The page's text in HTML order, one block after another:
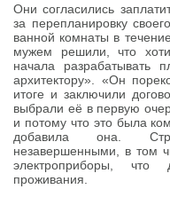
Они согласились
за перепланировку
ванной комнаты в
мужем решили, что
начала разрабатывать
архитектору». «Он
итоге и заключили
выбрали её в первую
и потому что это была
добавила она.
незавершенными, в том
электроприборы,
проживания.